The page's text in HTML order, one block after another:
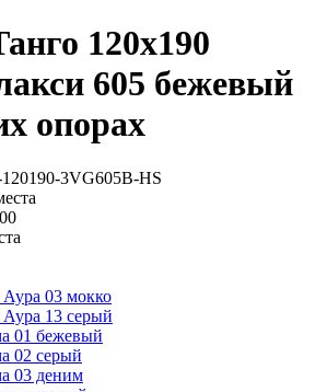
120х190
605 бежевый
опорах
3VG605B-HS